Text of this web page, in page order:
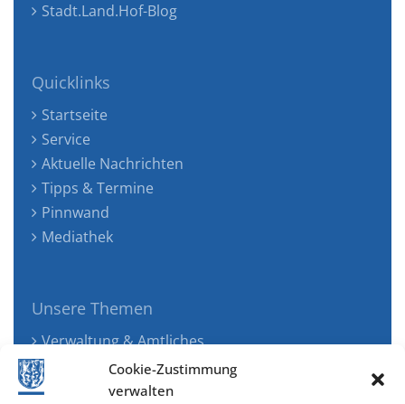
Cookie-Zustimmung
verwalten
Stadt.Land.Hof-Blog
Quicklinks
Startseite
Service
Aktuelle Nachrichten
Tipps & Termine
Pinnwand
Mediathek
Unsere Themen
Verwaltung & Amtliches
Jugend, Familie & Gesundheit
Tourismus, Freizeit & Ökologie